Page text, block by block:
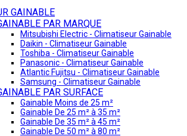
GAINABLE
PAR MARQUE
Mitsubishi Electric - Climatiseur Gainable
Daikin - Climatiseur Gainable
Toshiba - Climatiseur Gainable
Panasonic - Climatiseur Gainable
Atlantic Fujitsu - Climatiseur Gainable
Samsung - Climatiseur Gainable
PAR SURFACE
Gainable Moins de 25 m²
Gainable De 25 m² à 35 m²
Gainable De 35 m² à 45 m²
Gainable De 50 m² à 80 m²